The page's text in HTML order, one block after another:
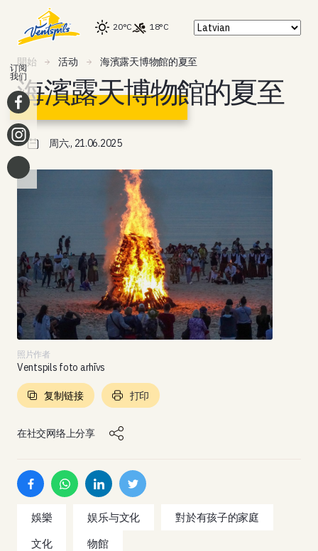
20°C 18°C
開始 活动 海濱露天博物館的夏至
海濱露天博物館的夏至
周六., 21.06.2025
照片作者
Ventspils foto arhīvs
在社交网络上分享
复制链接 打印
娛樂 娱乐与文化
對於有孩子的家庭
文化
物館
订阅
我们